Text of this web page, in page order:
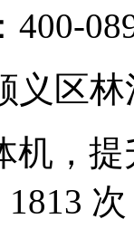
义区
机，